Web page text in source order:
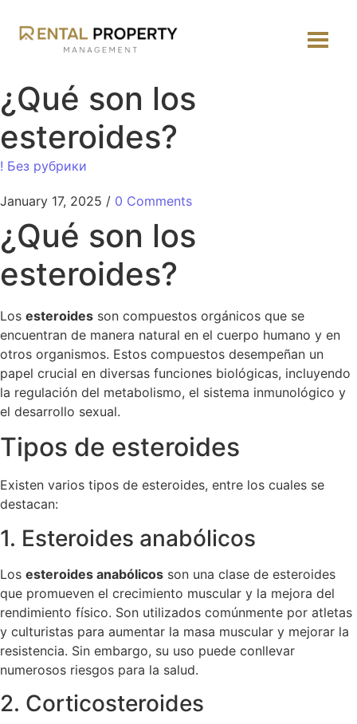
¿Qué son los
esteroides?
! Без рубрики
January 17, 2025 / 0 Comments
¿Qué son los
esteroides?
Los esteroides son compuestos orgánicos que se
encuentran de manera natural en el cuerpo humano y en
otros organismos. Estos compuestos desempeñan un
papel crucial en diversas funciones biológicas, incluyendo
la regulación del metabolismo, el sistema inmunológico y
el desarrollo sexual.
Tipos de esteroides
Existen varios tipos de esteroides, entre los cuales se
destacan:
1. Esteroides anabólicos
Los esteroides anabólicos son una clase de esteroides
que promueven el crecimiento muscular y la mejora del
rendimiento físico. Son utilizados comúnmente por atletas
y culturistas para aumentar la masa muscular y mejorar la
resistencia. Sin embargo, su uso puede conllevar
numerosos riesgos para la salud.
2. Corticosteroides